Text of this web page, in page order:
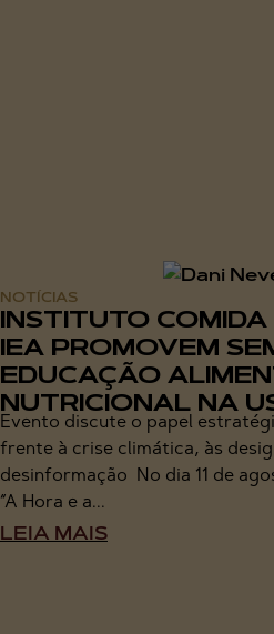
NOTÍCIAS
INSTITUTO COMIDA
IEA PROMOVEM
EDUCAÇÃO
NUTRICIONAL NA
Evento discute o papel
frente à crise climática, às
desinformação No dia 11 de
“A Hora e a...
LEIA MAIS